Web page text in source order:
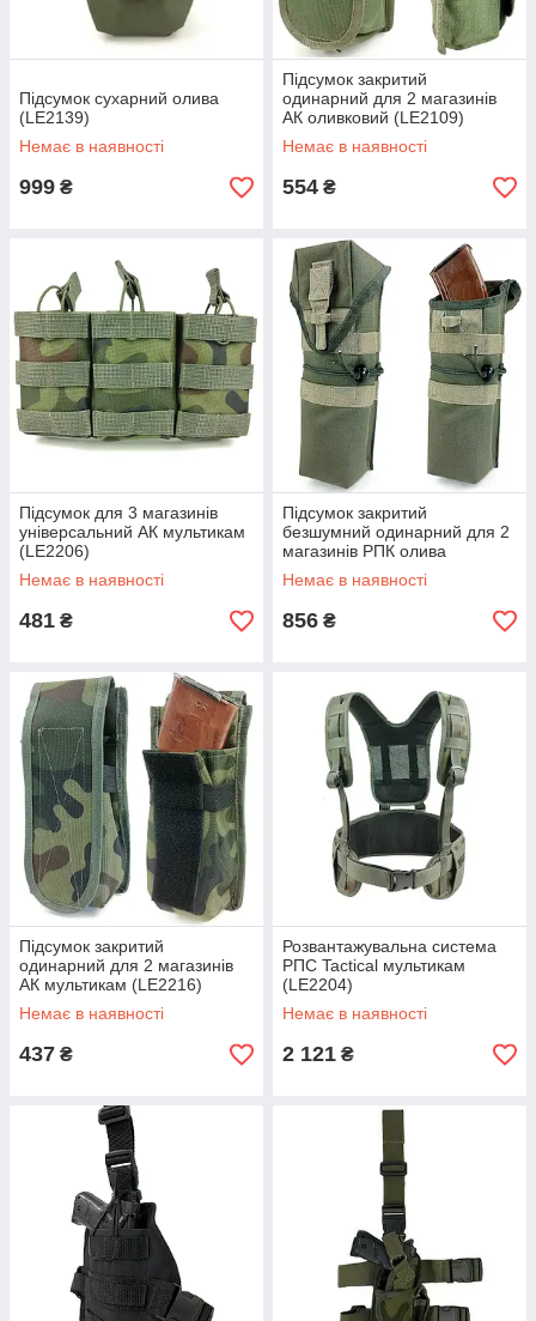
Підсумок сухарний олива
(LE2139)
Немає в наявності
999 ₴
Підсумок закритий
одинарний для 2 магазинів
АК оливковий (LE2109)
Немає в наявності
554 ₴
Підсумок для 3 магазинів
універсальний АК мультикам
(LE2206)
Немає в наявності
481 ₴
Підсумок закритий
безшумний одинарний для 2
магазинів РПК олива
(LE2131)
Немає в наявності
856 ₴
Підсумок закритий
одинарний для 2 магазинів
АК мультикам (LE2216)
Немає в наявності
437 ₴
Розвантажувальна система
РПС Tactical мультикам
(LE2204)
Немає в наявності
2 121 ₴